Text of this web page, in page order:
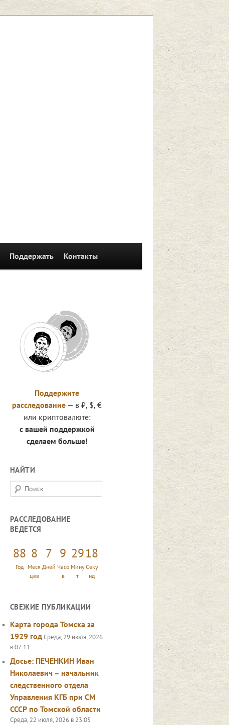
Поддержать Контакты
Поддержите
расследование — в ₽, $, €
или криптовалюте:
с вашей поддержкой
сделаем больше!
НАЙТИ
П
о
с
к
РАССЛЕДОВАНИЕ
ВЕДЕТСЯ
88
Год
8
Меся
цев
7
Дней
9
Часо
в
29
Мину
т
19
Секу
нд
СВЕЖИЕ ПУБЛИКАЦИИ
Карта города Томска за
1929 годСреда, 29 июля, 2026
в 07:11
Досье: ПЕЧЕНКИН Иван
Николаевич – начальник
следственного отдела
Управления КГБ при СМ
СССР по Томской области
Среда, 22 июля, 2026 в 23:05